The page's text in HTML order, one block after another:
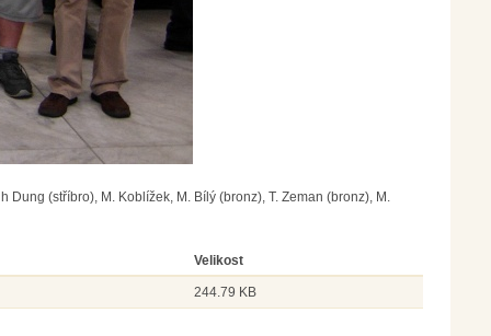
(stříbro), M. Koblížek, M. Bílý (bronz), T. Zeman (bronz), M.
Velikost
244.79 KB